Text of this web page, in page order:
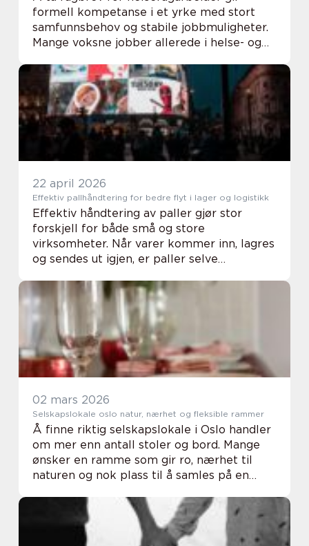
formell kompetanse i et yrke med stort
samfunnsbehov og stabile jobbmuligheter.
Mange voksne jobber allerede i helse- og
andre vurderer et karriereskifte senere i
livet. ...
22 april 2026
Effektiv pallhåndtering for bedre flyt i lager og logistikk
Effektiv håndtering av paller gjør stor
forskjell for både små og store
virksomheter. Når varer kommer inn, lagres
og sendes ut igjen, er paller selve
riktig utstyr og tydelige rutiner gir tryggere
arbeidsmil...
02 mars 2026
Selskapslokale oslo natur, nærhet og fleksible rammer
Å finne riktig selskapslokale i Oslo handler
om mer enn antall stoler og bord. Mange
ønsker en ramme som gir ro, nærhet til
naturen og nok plass til å samles på en
oppleves en tømmerhytte ved skogkanten